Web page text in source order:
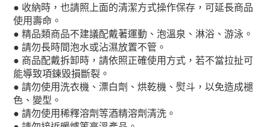
● 收納時，也請照上面的清潔方式操作保存，可延長商品
使用壽命。
● 精品類商品不建議配戴著運動、泡溫泉、淋浴、游泳。
● 請勿長時間泡水或沾濕放置不管。
● 商品配戴拆卸時，請依照正確使用方式，若不當拉扯可
能導致項鍊毀損斷裂。
● 請勿使用洗衣機、漂白劑、烘乾機、熨斗，以免造成褪
色、變型。
● 請勿使用稀釋溶劑等酒精溶劑清洗。